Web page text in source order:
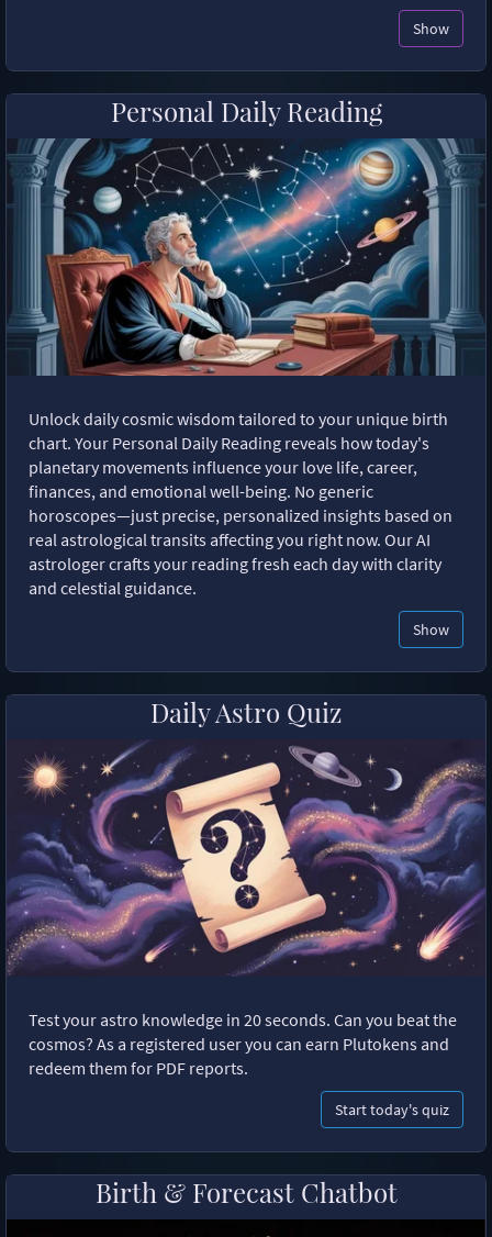
Show
Personal Daily Reading
Unlock daily cosmic wisdom tailored to your unique birth
chart. Your Personal Daily Reading reveals how today's
planetary movements influence your love life, career,
finances, and emotional well-being. No generic
horoscopes—just precise, personalized insights based on
real astrological transits affecting you right now. Our AI
astrologer crafts your reading fresh each day with clarity
and celestial guidance.
Show
Daily Astro Quiz
Test your astro knowledge in 20 seconds. Can you beat the
cosmos? As a registered user you can earn Plutokens and
redeem them for PDF reports.
Start today's quiz
Birth & Forecast Chatbot